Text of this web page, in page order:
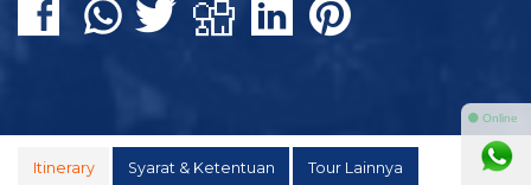
Itinerary Syarat & Ketentuan Tour Lainnya
⚫ Online